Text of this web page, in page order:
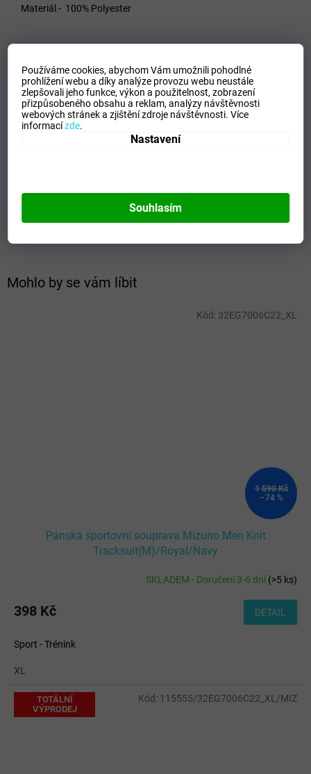
Používáme cookies, abychom Vám umožnili pohodlné
prohlížení webu a díky analýze provozu webu neustále
zlepšovali jeho funkce, výkon a použitelnost,zobrazení
přizpůsobeného obsahu a reklam, analýzy návštěvnosti
webových stránek a zjištění zdroje návštěvnosti.Více
informacízde.
Nastavení
Souhlasím
Mohlo by se vám líbit
1 590 Kč
–74 %
Pánská sportovní souprava Mizuno Men Knit
Tracksuit(M)/Royal/Navy
SKLADEM - Doručení 3-6 dní(>5 ks)
398 Kč DETAIL
Sport - Trénink
XL
Kód: 32EG7006C22_XL
TOTÁLNÍ
VÝPRODEJ
Kód: 115555/32EG7006C22_XL/MIZ
Materiál - 100% Polyester
Doplňkové parametry
Kategorie:
Pánské sportovní teplákové soupravy
EAN:
Sport:
Training
100% Polyester